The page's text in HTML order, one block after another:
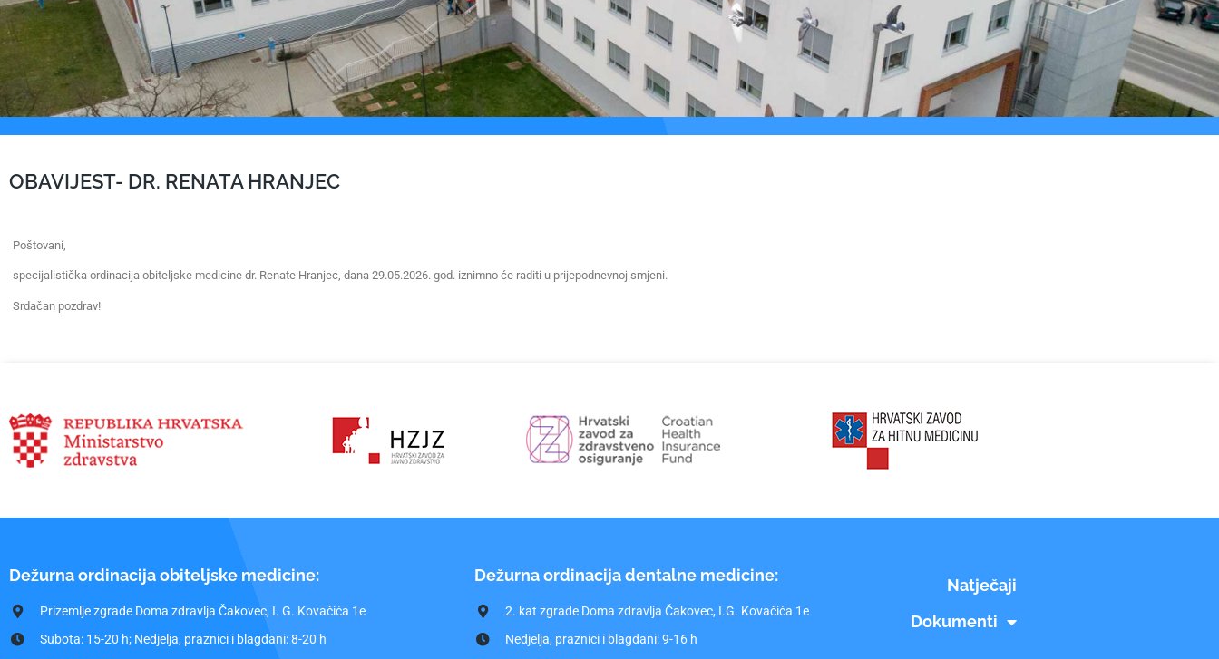
OBAVIJEST- DR. RENATA HRANJEC
Poštovani,
specijalistička ordinacija obiteljske medicine dr. Renate Hranjec, dana 29.05.2026. god. iznimno će raditi u prijepodnevnoj smjeni.
Srdačan pozdrav!
Dežurna ordinacija obiteljske medicine:
Prizemlje zgrade Doma zdravlja Čakovec, I. G. Kovačića 1e
Subota: 15-20 h; Nedjelja, praznici i blagdani: 8-20 h
Dežurna ordinacija dentalne medicine:
2. kat zgrade Doma zdravlja Čakovec, I.G. Kovačića 1e
Nedjelja, praznici i blagdani: 9-16 h
Natječaji
Dokumenti